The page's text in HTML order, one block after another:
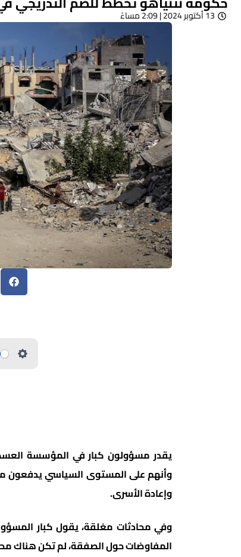
13 أكتوبر 2024 | 2:09 مساءً
يقدر مسؤولون كبار في المؤسسة
وأنهم على المستوى السياسي يدفعون من
وإعادة الأسرى.
وفي محادثات مغلقة، يقول كبار
المفاوضات حول الصفقة، لم تكن هناك